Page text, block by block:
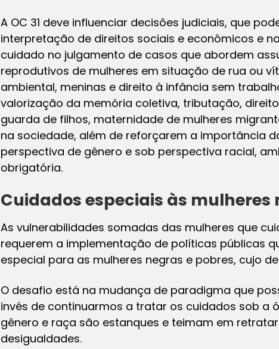
A OC 31 deve influenciar decisões judiciais, que
interpretação de direitos sociais e econômicos e
cuidado no julgamento de casos que abordem
reprodutivos de mulheres em situação de rua ou
ambiental, meninas e direito à infância sem
valorização da memória coletiva, tributação,
guarda de filhos, maternidade de mulheres
na sociedade, além de reforçarem a importância
perspectiva de gênero e sob perspectiva racial,
obrigatória.
Cuidados especiais às mulheres
As vulnerabilidades somadas das mulheres que
requerem a implementação de políticas públicas
especial para as mulheres negras e pobres, cujo
O desafio está na mudança de paradigma que
invés de continuarmos a tratar os cuidados sob a
gênero e raça são estanques e teimam em
desigualdades.